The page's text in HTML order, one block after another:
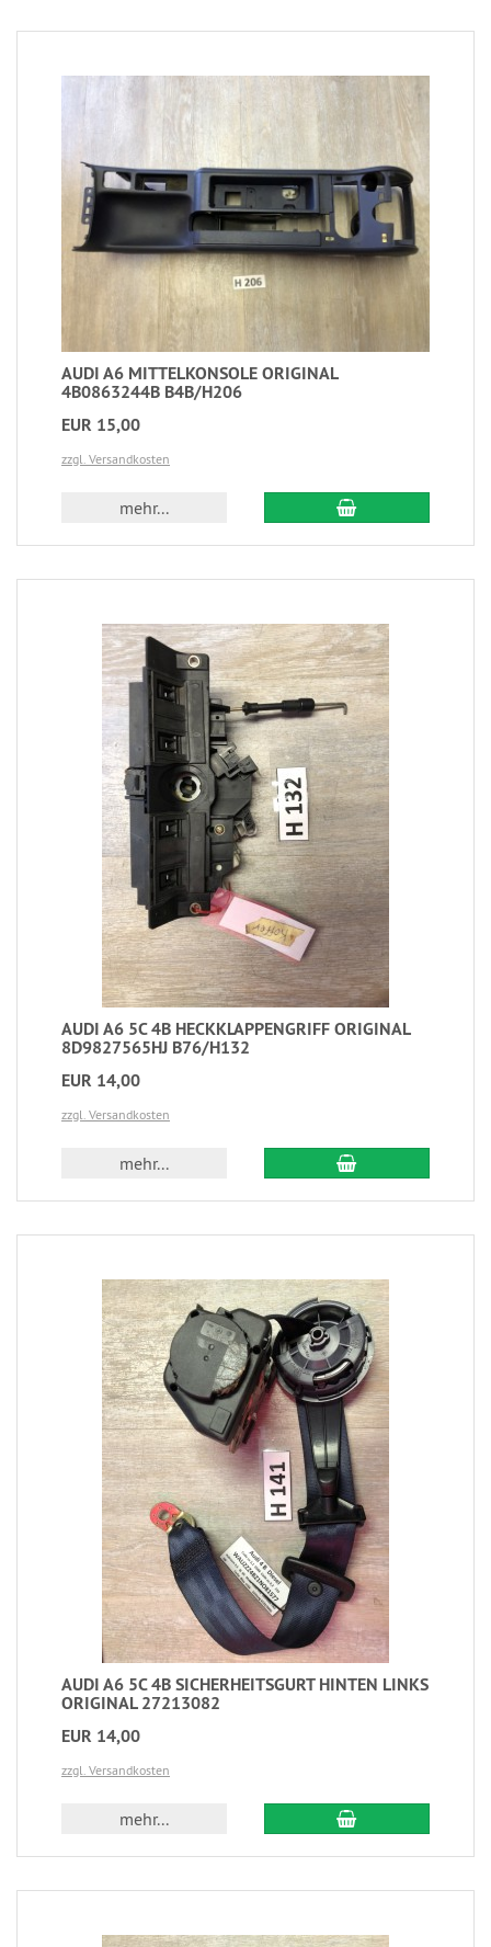
AUDI A6 MITTELKONSOLE ORIGINAL
4B0863244B B4B/H206
EUR 15,00
zzgl. Versandkosten
mehr...
AUDI A6 5C 4B HECKKLAPPENGRIFF ORIGINAL
8D9827565HJ B76/H132
EUR 14,00
zzgl. Versandkosten
mehr...
AUDI A6 5C 4B SICHERHEITSGURT HINTEN LINKS
ORIGINAL 27213082
EUR 14,00
zzgl. Versandkosten
mehr...